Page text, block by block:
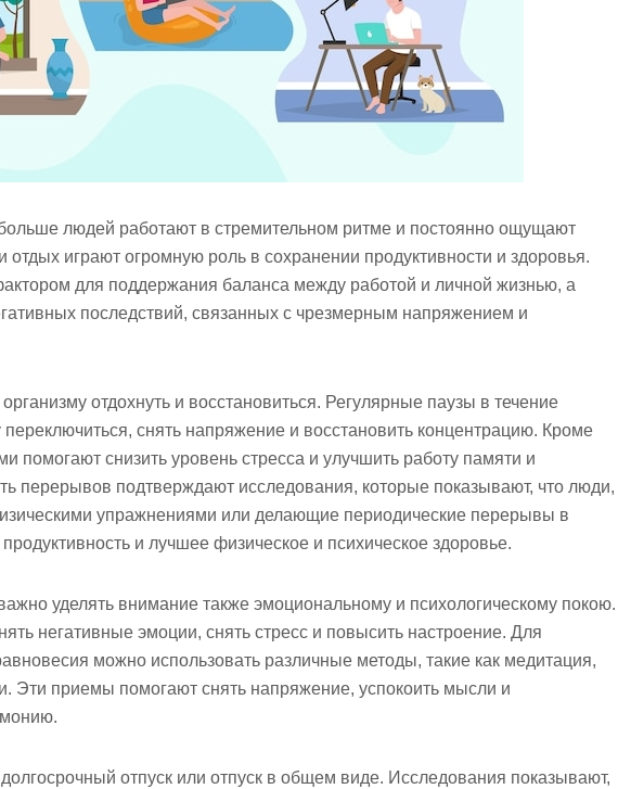
людей работают в стремительном ритме и постоянно ощущают
играют огромную роль в сохранении продуктивности и здоровья.
для поддержания баланса между работой и личной жизнью, а
последствий, связанных с чрезмерным напряжением и
отдохнуть и восстановиться. Регулярные паузы в течение
переключиться, снять напряжение и восстановить концентрацию. Кроме
помогают снизить уровень стресса и улучшить работу памяти и
перерывов подтверждают исследования, которые показывают, что люди,
упражнениями или делающие периодические перерывы в
и лучшее физическое и психическое здоровье.
уделять внимание также эмоциональному и психологическому покою.
негативные эмоции, снять стресс и повысить настроение. Для
можно использовать различные методы, такие как медитация,
Эти приемы помогают снять напряжение, успокоить мысли и
отпуск или отпуск в общем виде. Исследования показывают,